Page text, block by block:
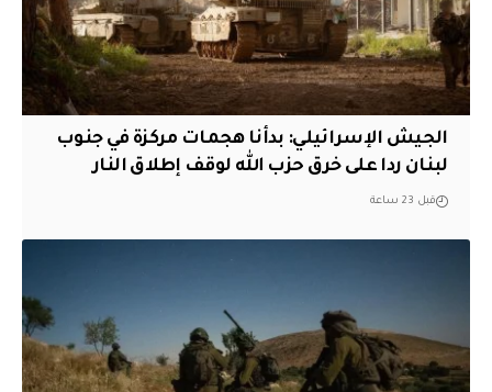
الجيش الإسرائيلي: بدأنا هجمات مركزة في جنوب
لبنان ردا على خرق حزب الله لوقف إطلاق النار
قبل 23 ساعة